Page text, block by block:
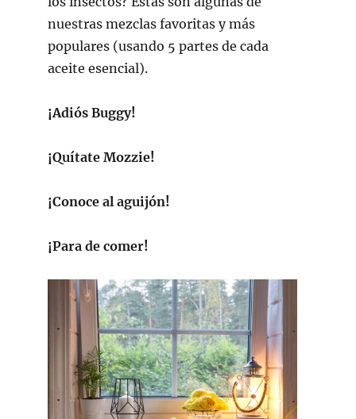
nuestras mezclas favoritas y más
populares (usando 5 partes de cada
aceite esencial).
¡Adiós Buggy!
¡Quítate Mozzie!
¡Conoce al aguijón!
¡Para de comer!